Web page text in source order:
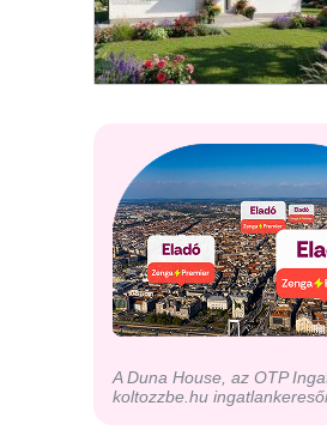
A Duna House, az OTP
koltozzbe.hu